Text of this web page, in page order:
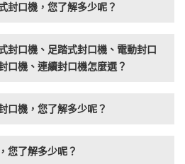
封口機，您了解多少呢？
封口機、足踏式封口機、電動封口
口機、連續封口機怎麼選？
口機，您了解多少呢？
您了解多少呢？